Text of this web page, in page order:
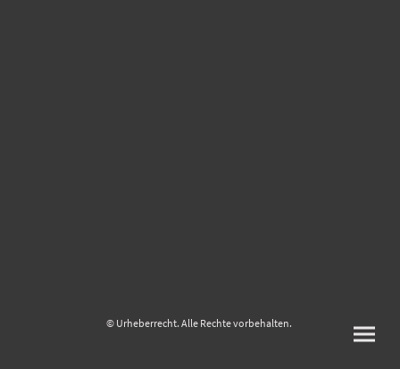
© Urheberrecht. Alle Rechte vorbehalten.